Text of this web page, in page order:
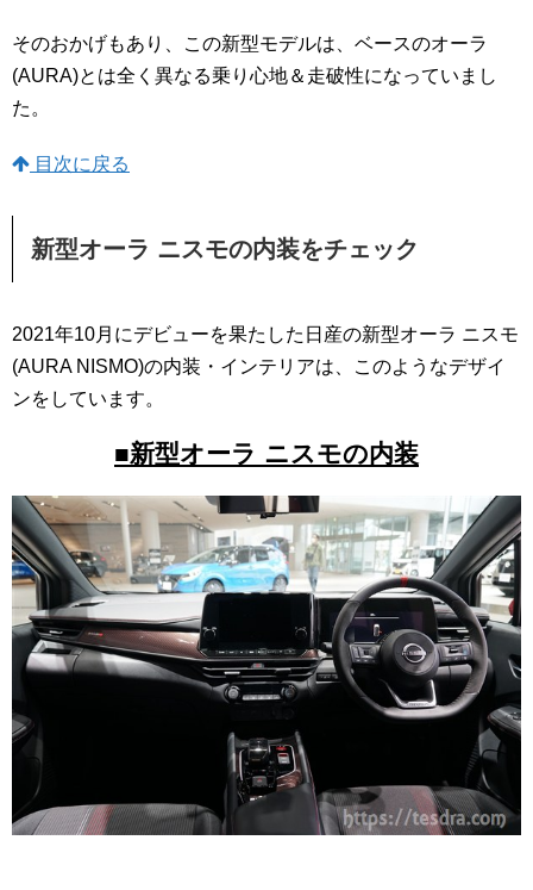
そのおかげもあり、この新型モデルは、ベースのオーラ
(AURA)とは全く異なる乗り心地＆走破性になっていまし
た。
目次に戻る
新型オーラ ニスモの内装をチェック
2021年10月にデビューを果たした日産の新型オーラ ニスモ
(AURA NISMO)の内装・インテリアは、このようなデザイ
ンをしています。
■新型オーラ ニスモの内装